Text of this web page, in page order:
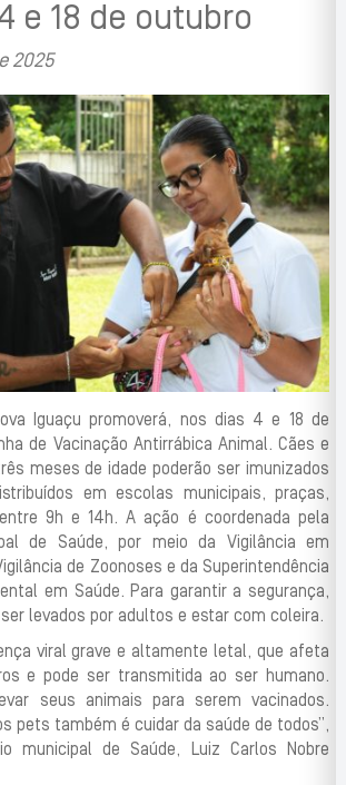
e 18 de outubro
2025
Iguaçu promoverá, nos dias 4 e 18 de
de Vacinação Antirrábica Animal. Cães e
meses de idade poderão ser imunizados
em escolas municipais, praças,
9h e 14h. A ação é coordenada pela
de Saúde, por meio da Vigilância em
de Zoonoses e da Superintendência
em Saúde. Para garantir a segurança,
levados por adultos e estar com coleira.
viral grave e altamente letal, que afeta
e pode ser transmitida ao ser humano.
seus animais para serem vacinados.
pets também é cuidar da saúde de todos”,
municipal de Saúde, Luiz Carlos Nobre